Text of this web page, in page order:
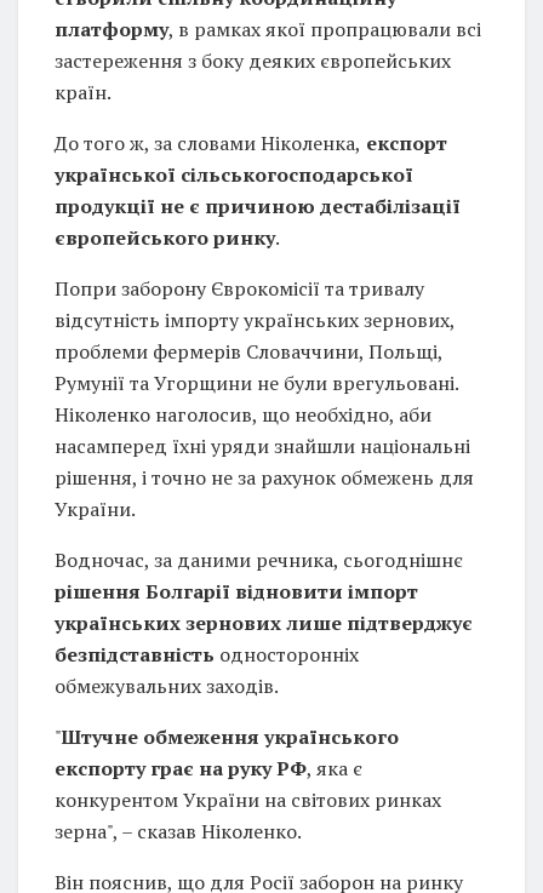
платформу, в рамках якої пропрацювали всі
застереження з боку деяких європейських
країн.
До того ж, за словами Ніколенка, експорт
української сільськогосподарської
продукції не є причиною дестабілізації
європейського ринку.
Попри заборону Єврокомісії та тривалу
відсутність імпорту українських зернових,
проблеми фермерів Словаччини, Польщі,
Румунії та Угорщини не були врегульовані.
Ніколенко наголосив, що необхідно, аби
насамперед їхні уряди знайшли національні
рішення, і точно не за рахунок обмежень для
України.
Водночас, за даними речника, сьогоднішнє
рішення Болгарії відновити імпорт
українських зернових лише підтверджує
безпідставність односторонніх
обмежувальних заходів.
"Штучне обмеження українського
експорту грає на руку РФ, яка є
конкурентом України на світових ринках
зерна", – сказав Ніколенко.
Він пояснив, що для Росії заборон на ринку